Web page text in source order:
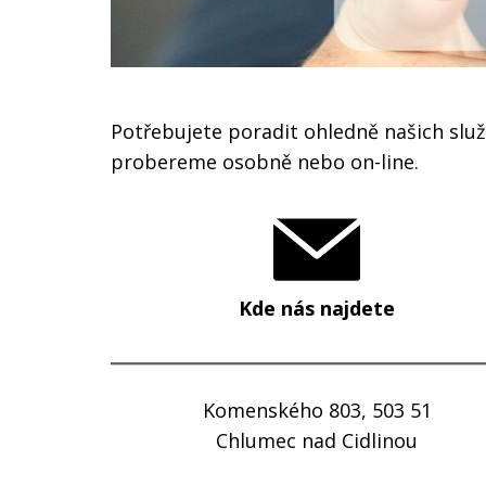
Potřebujete poradit ohledně našich
probereme osobně nebo on-line.
Kde nás najdete
Komenského 803, 503 51
Chlumec nad Cidlinou